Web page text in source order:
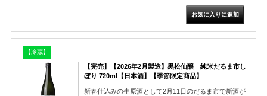
【冷蔵】
【完売】【2026年2月製造】黒松仙醸 純米だるま市し
ぼり 720ml【日本酒】【季節限定商品】
新春仕込みの生原酒として2月11日のだるま市で新酒が